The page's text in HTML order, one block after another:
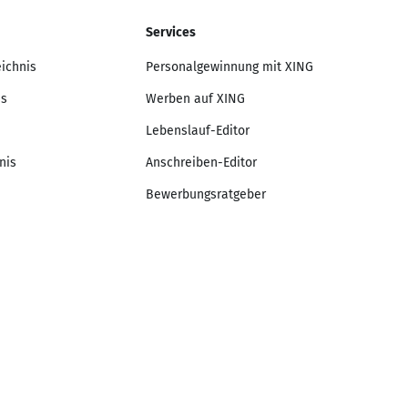
Services
Personalgewinnung mit XING
Werben auf XING
Lebenslauf-Editor
Anschreiben-Editor
Bewerbungsratgeber